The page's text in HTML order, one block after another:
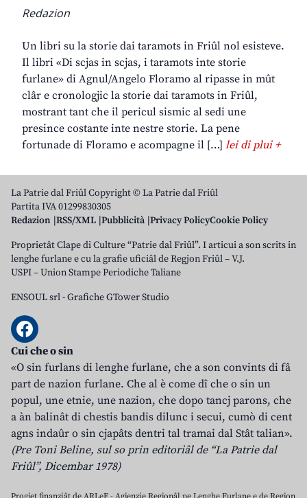
Redazion
Un libri su la storie dai taramots in Friûl nol esisteve.
Il libri «Di scjas in scjas, i taramots inte storie
furlane» di Agnul/Angelo Floramo al ripasse in mût
clâr e cronologjic la storie dai taramots in Friûl,
mostrant tant che il pericul sismic al sedi une
presince costante inte nestre storie. La pene
fortunade di Floramo e acompagne il […] lei di plui +
La Patrie dal Friûl Copyright © La Patrie dal Friûl
Partita IVA 01299830305
Redazion RSS/XML Pubblicità Privacy PolicyCookie Policy
Proprietât Clape di Culture “Patrie dal Friûl”. I articui a son scrits in
lenghe furlane e cu la grafie uficiâl de Regjon Friûl – V.J.
USPI – Union Stampe Periodiche Taliane
ENSOUL srl-Grafiche GTower Studio
Cui che o sin
«O sin furlans di lenghe furlane, che a son convints di fâ
part de nazion furlane. Che al è come dî che o sin un
popul, une etnie, une nazion, che dopo tancj parons, che
a àn balinât di chestis bandis dilunc i secui, cumò di cent
agns indaûr o sin cjapâts dentri tal tramai dal Stât talian».
(Pre Toni Beline, sul so prin editoriâl de “La Patrie dal
Friûl”, Dicembar 1978)